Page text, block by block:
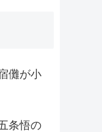
儺が小
条悟の